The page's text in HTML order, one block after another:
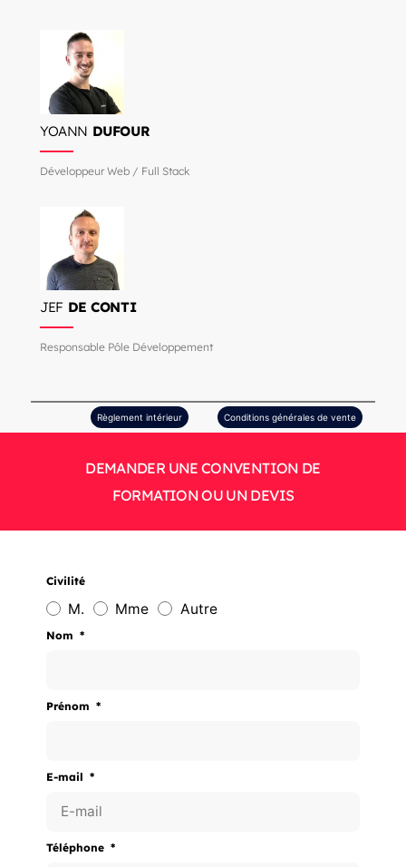
YOANN DUFOUR
Développeur Web / Full Stack
JEF DE CONTI
Responsable Pôle Développement
Règlement intérieur Conditions générales de vente
DEMANDER UNE CONVENTION DE
FORMATION OU UN DEVIS
Civilité
M. Mme Autre
Nom
Prénom
E-mail
Téléphone